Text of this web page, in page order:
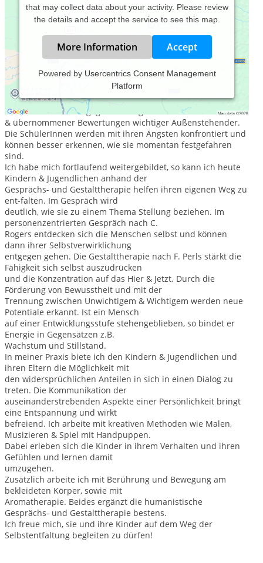
that may collect data about your activity. Please review
the details and accept the service to see this map.
More Information Accept
Powered by Usercentrics Consent Management
Platform
Ich begleite Kinder & Jugendliche bei ihren Schwierigkeiten in
den Naturwissenschaften, v.a. begegnen wir gemeinsam
ihren Widerständen gegenüber eigenen Vorurteilen
& übernommener Bewertungen wichtiger Außenstehender.
Die SchülerInnen werden mit ihren Ängsten konfrontiert und
können besser erkennen, wie sie momentan festgefahren
sind.
Ich habe mich fortlaufend weitergebildet, so kann ich heute
Kindern & Jugendlichen anhand der
Gesprächs- und Gestalttherapie helfen ihren eigenen Weg zu
ent-falten. Im Gespräch wird
deutlich, wie sie zu einem Thema Stellung beziehen. Im
personenzentrierten Gespräch nach C.
Rogers entdecken sich die Menschen selbst und können
dann ihrer Selbstverwirklichung
entgegen gehen. Die Gestalttherapie nach F. Perls stärkt die
Fähigkeit sich selbst auszudrücken
und die Konzentration auf das Hier & Jetzt. Durch die
Förderung von Bewusstheit und mit der
Trennung zwischen Unwichtigem & Wichtigem werden neue
Potentiale erkannt. Ist ein Mensch
auf einer Entwicklungsstufe stehengeblieben, so bindet er
Energie in Gegensätzen z.B.
Wachstum und Stillstand.
In meiner Praxis biete ich den Kindern & Jugendlichen und
ihren Eltern die Möglichkeit mit
den widersprüchlichen Anteilen in sich in einen Dialog zu
treten. Die Kommunikation der
auseinanderstrebenden Aspekte einer Persönlichkeit bringt
eine Entspannung und wirkt
befreiend. Ich arbeite mit kreativen Methoden wie Malen,
Musizieren & Spiel mit Handpuppen.
Dabei erleben sich die Kinder in ihrem Verhalten und ihren
Gefühlen und lernen damit
umzugehen.
Zusätzlich arbeite ich mit Berührung und Bewegung am
bekleideten Körper, sowie mit
Aromatherapie. Beides ergänzt die humanistische
Gesprächs- und Gestalttherapie bestens.
Ich freue mich, sie und ihre Kinder auf dem Weg der
Selbstentfaltung begleiten zu dürfen!